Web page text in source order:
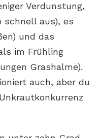
Verdunstung,
schnell aus), es
und das
im Frühling
Grashalme).
auch, aber du